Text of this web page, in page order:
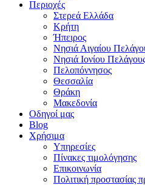
Περιοχές
Στερεά Ελλάδα
Κρήτη
Ήπειρος
Νησιά Αιγαίου
Νησιά Ιονίου
Πελοπόννησος
Θεσσαλία
Θράκη
Μακεδονία
Οδηγοί μας
Blog
Χρήσιμα
Υπηρεσίες
Πίνακες τιμολόγησης
Επικοινωνία
Πολιτική προστασίας